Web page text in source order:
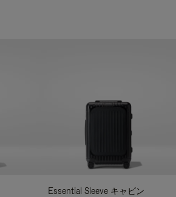
Essential Sleeve キャビン